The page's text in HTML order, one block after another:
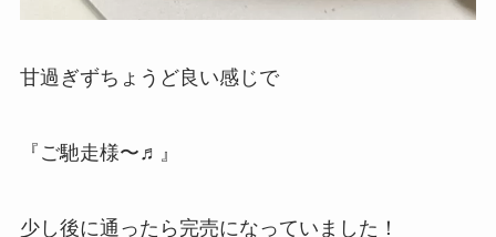
甘過ぎずちょうど良い感じで
『ご馳走様〜♬』
少し後に通ったら完売になっていました！